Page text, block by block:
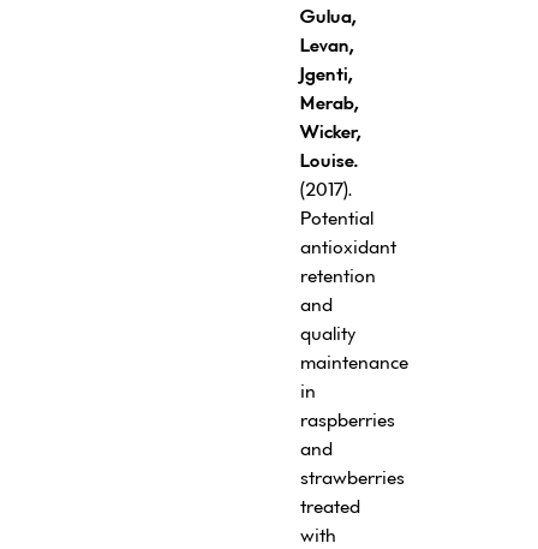
Gulua,
Levan,
Jgenti,
Merab,
Wicker,
Louise.
(2017).
Potential
antioxidant
retention
and
quality
maintenance
in
raspberries
and
strawberries
treated
with